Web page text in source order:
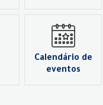
Calendário de
eventos